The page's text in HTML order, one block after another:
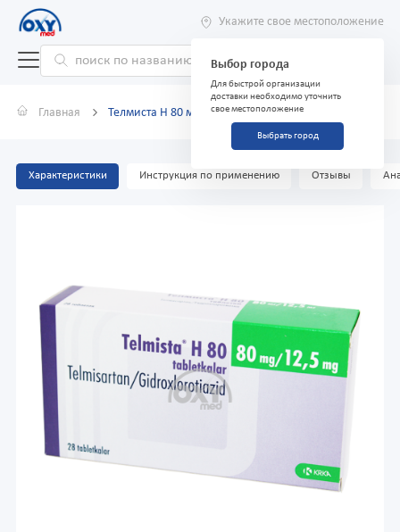
Укажите свое местоположение
Выбор города
Для быстрой организации
доставки необходимо уточнить
свое местоположение
Выбрать город
Главная Телмиста Н 80 мг/12,5 мг №28 таблетки
Характеристики Инструкция по применению Отзывы